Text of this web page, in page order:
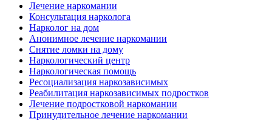
Лечение наркомании
Консультация нарколога
Нарколог на дом
Анонимное лечение наркомании
Снятие ломки на дому
Наркологический центр
Наркологическая помощь
Ресоциализация наркозависимых
Реабилитация наркозависимых подростков
Лечение подростковой наркомании
Принудительное лечение наркомании